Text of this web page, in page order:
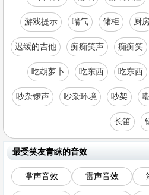
游戏提示 喘气 储柜 厨
迟缓的吉他 痴痴笑声 痴痴笑
吃胡萝卜 吃东西 吃东西
吵杂锣声 吵杂环境 吵架
长笛
最受笑友青睐的音效
掌声音效 雷声音效